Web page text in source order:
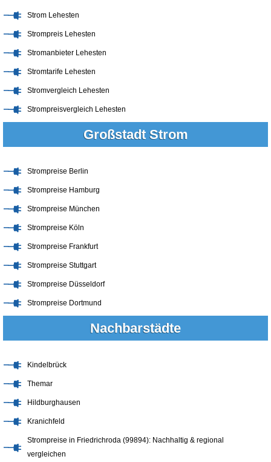
Strom Lehesten
Strompreis Lehesten
Stromanbieter Lehesten
Stromtarife Lehesten
Stromvergleich Lehesten
Strompreisvergleich Lehesten
Großstadt Strom
Strompreise Berlin
Strompreise Hamburg
Strompreise München
Strompreise Köln
Strompreise Frankfurt
Strompreise Stuttgart
Strompreise Düsseldorf
Strompreise Dortmund
Nachbarstädte
Kindelbrück
Themar
Hildburghausen
Kranichfeld
Strompreise in Friedrichroda (99894): Nachhaltig & regional
vergleichen